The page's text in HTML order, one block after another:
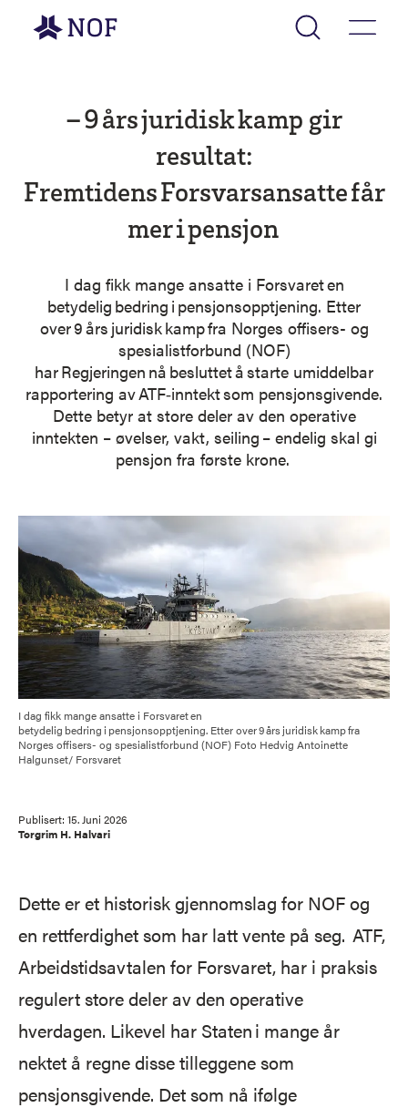
Gå til forsiden
– 9 års juridisk kamp gir
resultat:
Fremtidens Forsvarsansatte får
mer i pensjon
I dag fikk mange ansatte i Forsvaret en
betydelig bedring i pensjonsopptjening. Etter
over 9 års juridisk kamp fra Norges offisers- og
spesialistforbund (NOF)
har Regjeringen nå besluttet å starte umiddelbar
rapportering av ATF‑inntekt som pensjonsgivende.
Dette betyr at store deler av den operative
inntekten – øvelser, vakt, seiling – endelig skal gi
pensjon fra første krone.
I dag fikk mange ansatte i Forsvaret en
betydelig bedring i pensjonsopptjening. Etter over 9 års juridisk kamp fra
Norges offisers- og spesialistforbund (NOF) Foto Hedvig Antoinette
Halgunset/ Forsvaret
Publisert: 15. Juni 2026
Torgrim H. Halvari
Dette er et historisk gjennomslag for NOF og
en rettferdighet som har latt vente på seg. ATF,
Arbeidstidsavtalen for Forsvaret, har i praksis
regulert store deler av den operative
hverdagen. Likevel har Staten i mange år
nektet å regne disse tilleggene som
pensjonsgivende. Det som nå ifølge